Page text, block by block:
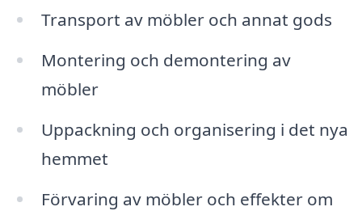
Transport av möbler och annat gods
Montering och demontering av
möbler
Uppackning och organisering i det nya
hemmet
Förvaring av möbler och effekter om